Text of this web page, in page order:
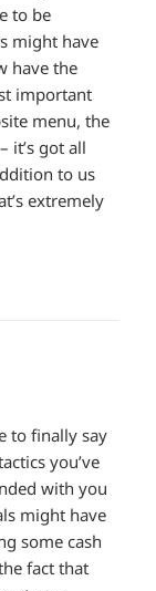
to be
might have
have the
important
menu, the
it’s got all
to us
extremely
to finally say
you’ve
with you
might have
some cash
fact that